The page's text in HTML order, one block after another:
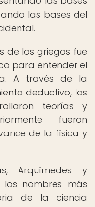
las bases del
de los griegos fue
para entender el
A través de la
deductivo, los
teorías y
fueron
de la física y
Arquímedes y
los nombres más
de la ciencia